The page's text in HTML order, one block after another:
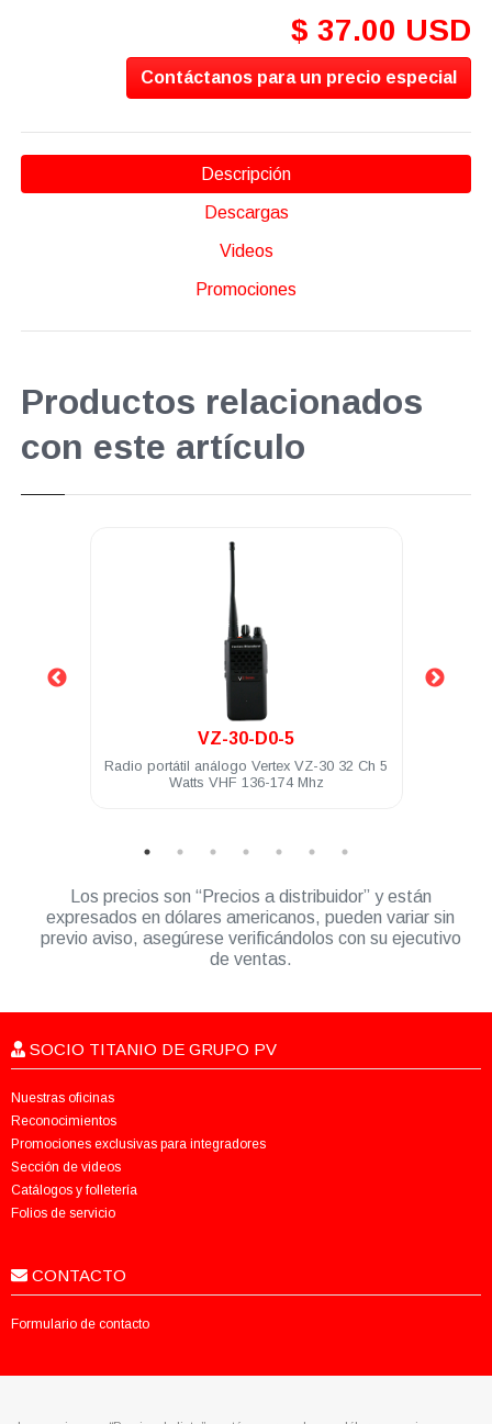
$ 37.00 USD
Contáctanos para un precio especial
Descripción
Descargas
Videos
Promociones
Productos relacionados
con este artículo
.
VZ-30-D0-5
Radio portátil análogo Vertex VZ-30 32 Ch 5
Watts VHF 136-174 Mhz
Los precios son “Precios a distribuidor” y están
expresados en dólares americanos, pueden variar sin
previo aviso, asegúrese verificándolos con su ejecutivo
de ventas.
SOCIO TITANIO DE GRUPO PV
Nuestras oficinas
Reconocimientos
Promociones exclusivas para integradores
Sección de videos
Catálogos y folletería
Folios de servicio
CONTACTO
Formulario de contacto